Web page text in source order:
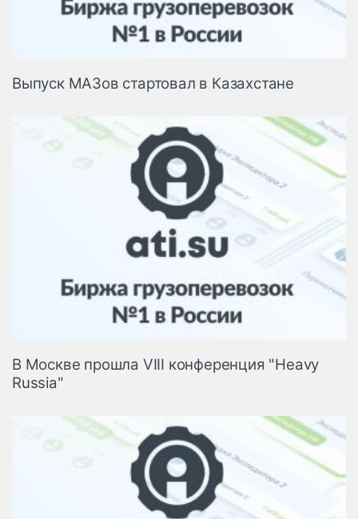
Выпуск МАЗов стартовал в Казахстане
В Москве прошла VIII конференция "Heavy
Russia"